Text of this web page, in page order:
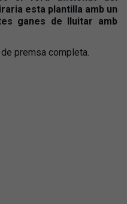
esta plantilla amb un
ganes de lluitar amb
premsa completa.